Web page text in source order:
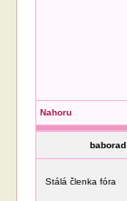
Nahoru
baborad
Stálá členka fóra